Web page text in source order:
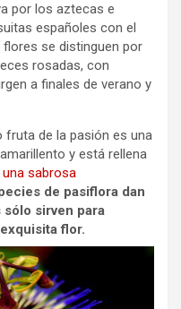
por los aztecas e
españoles con el
flores se distinguen por
rosadas, con
a finales de verano y
fruta de la pasión es una
y está rellena
sabrosa
de pasiflora dan
sirven para
flor.